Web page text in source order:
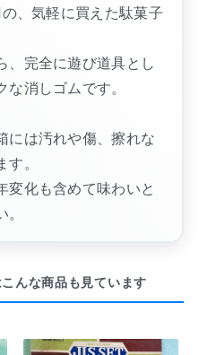
、気軽に買えた駄菓子
、完全に遊び道具とし
な消しゴムです。
には汚れや傷、擦れな
す。
変化も含めて味わいと
んな商品も見ています